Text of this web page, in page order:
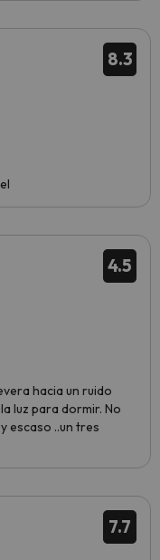
8.3
4.5
hacia un ruido
luz para dormir. No
escaso ..un tres
7.7